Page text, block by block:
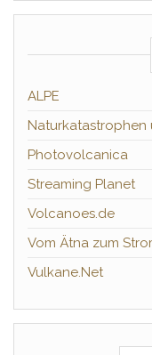
ALPE
Photovolcanica
Streaming Planet
Volcanoes.de
Vom Ätna zum
Vulkane.Net